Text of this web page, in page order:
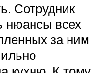
Сотрудник
нюансы всех
за ним